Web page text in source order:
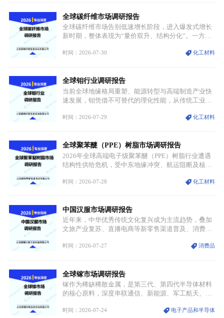
型为新能源核心战略矿产，全球产业形成“印尼掌控
资源与产能、中国主导消费与技术、工艺向低碳湿法
迭代、再生镍加速补位”的全新格局。
全球碳纤维市场调研报告
全球碳纤维市场告别低速增长阶段，进入爆发式增长
新时期，整体表现为“量价双升、结构分化”。一方面
持续扩张；另一方面产品、需求、应用场景呈现明显
体规模扩张，高附加值领域与规模化工业应用形成两
大独立增长体系。
时间：2026-07-30 化工材料
全球钼行业调研报告
当前全球地缘格局重塑、能源转型与高端制造产业快
速发展，钼凭借不可替代的理化性能，从传统工业金
需格局重构、价值体系重估的新阶段。钼是典型难熔
贯穿传统工业、高端制造、军工、新能源等多个核心
产业，成为现代工业体系中不可或缺的基础材料。
时间：2026-07-29 化工材料
全球聚苯醚（PPE）树脂市场调研报告
2026年全球高端电子级聚苯醚（PPE）树脂行业遭遇
结构性供给危机，受中东地缘冲突、航运阻断及核心
停产，行业长期维持寡头垄断的供应链格局彻底瓦
价无市”的供给真空，并沿高频覆铜板、PCB电路板向
AI服务器、5G基站等高端电子终端持续传导，全产业
链生产、成本、交付均承受巨大压力。
时间：2026-07-28 化工材料
中国汉服市场调研报告
近年来，中华优秀传统文化复兴成为主流趋势，叠加
文旅产业复苏、直播电商等新零售渠道普及、消费群
服不再局限于传统节日、古风活动等小众场景，逐步
重要载体。同时，行业标准落地、生产技术升级、原
创设计能力提升，进一步夯实产业发展根基，吸引传
统服饰品牌、文旅企业等跨界入局，市场活力持续释
时间：2026-07-27 消费品
全球镓市场调研报告
镓作为稀缺稀散金属，是第三代、第四代半导体材料
的核心原料，深度串联通信、新能源、军工航天、光
与大国科技博弈的关键战略资源。镓并非传统大宗金
时间：2026-07-24 电子产品和半导体